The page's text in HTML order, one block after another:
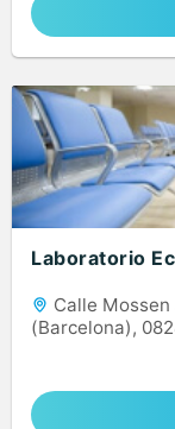
Laboratorio
Calle
(Barcelona),